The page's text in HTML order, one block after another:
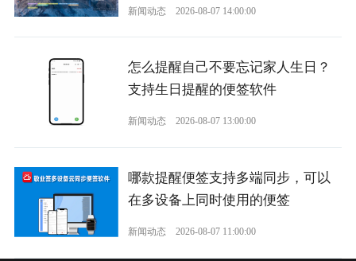
新闻动态 2026-08-07 14:00:00
怎么提醒自己不要忘记家人生日？
支持生日提醒的便签软件
新闻动态 2026-08-07 13:00:00
哪款提醒便签支持多端同步，可以
在多设备上同时使用的便签
新闻动态 2026-08-07 11:00:00